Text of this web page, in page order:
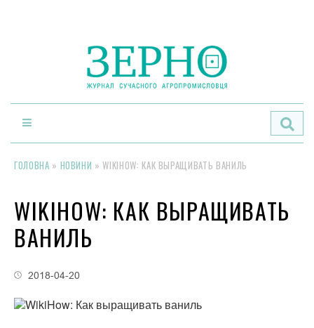
ГОЛОВНА » НОВИНИ »WIKIHOW: КАК ВЫРАЩИВАТЬ ВАНИЛЬ
WIKIHOW: КАК ВЫРАЩИВАТЬ
ВАНИЛЬ
2018-04-20